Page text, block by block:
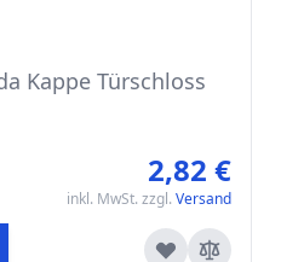
Kappe Türschloss
2,82 €
inkl. MwSt. zzgl. Versand